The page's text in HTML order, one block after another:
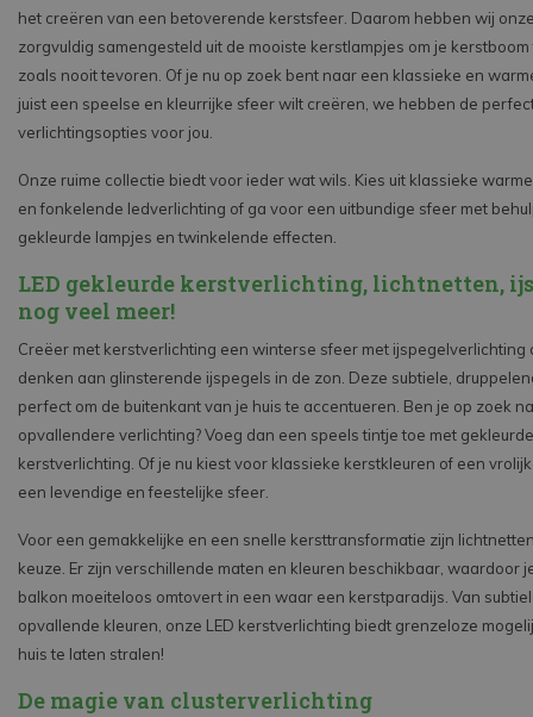
het creëren van een betoverende kerstsfeer. Daarom hebben wij
zorgvuldig samengesteld uit de mooiste kerstlampjes om je
zoals nooit tevoren. Of je nu op zoek bent naar een klassieke en
juist een speelse en kleurrijke sfeer wilt creëren, we hebben de
verlichtingsopties voor jou.
Onze ruime collectie biedt voor ieder wat wils. Kies uit klassieke
en fonkelende ledverlichting of ga voor een uitbundige sfeer met
gekleurde lampjes en twinkelende effecten.
LED gekleurde kerstverlichting, lichtnetten,
nog veel meer!
Creëer met kerstverlichting een winterse sfeer met ijspegelverlichting
denken aan glinsterende ijspegels in de zon. Deze subtiele,
perfect om de buitenkant van je huis te accentueren. Ben je op zoek
opvallendere verlichting? Voeg dan een speels tintje toe met gekleurde
kerstverlichting. Of je nu kiest voor klassieke kerstkleuren of een
een levendige en feestelijke sfeer.
Voor een gemakkelijke en een snelle kersttransformatie zijn
keuze. Er zijn verschillende maten en kleuren beschikbaar, waardoor
balkon moeiteloos omtovert in een waar een kerstparadijs. Van
opvallende kleuren, onze LED kerstverlichting biedt grenzeloze
huis te laten stralen!
De magie van clusterverlichting